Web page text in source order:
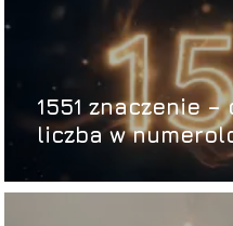
1551 znaczenie –
liczba w